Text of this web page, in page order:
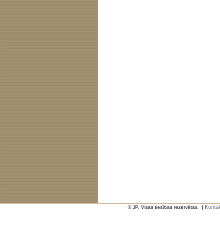
© JP. Visas tiesības rezervētas. |